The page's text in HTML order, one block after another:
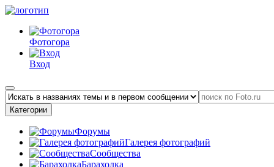
Фотогора
Вход
Категории
Форумы
Галерея фотографий
Сообщества
Барахолка